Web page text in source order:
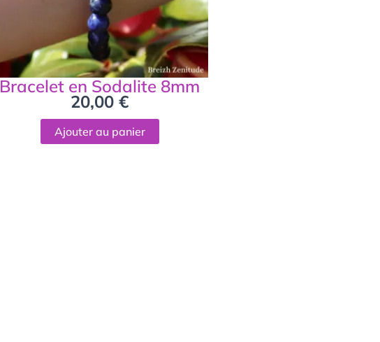
Bracelet en Sodalite 8mm
20,00 €
Ajouter au panier